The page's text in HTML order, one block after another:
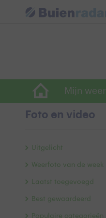
Mijn weer
Foto en video
Uitgelicht
Weerfoto van de week
Laatst toegevoegd
Best gewaardeerd
Populaire categorieën